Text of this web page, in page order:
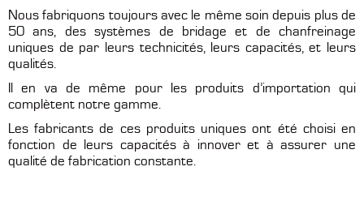
Nous fabriquons toujours avec le même soin depuis plus de
50 ans, des systèmes de bridage et de chanfreinage
uniques de par leurs technicités, leurs capacités, et leurs
qualités.
Il en va de même pour les produits d’importation qui
complètent notre gamme.
Les fabricants de ces produits uniques ont été choisi en
fonction de leurs capacités à innover et à assurer une
qualité de fabrication constante.